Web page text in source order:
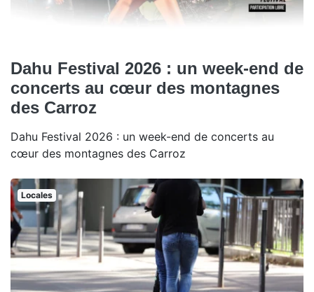
Dahu Festival 2026 : un week-end de
concerts au cœur des montagnes
des Carroz
Dahu Festival 2026 : un week-end de concerts au
cœur des montagnes des Carroz
Locales